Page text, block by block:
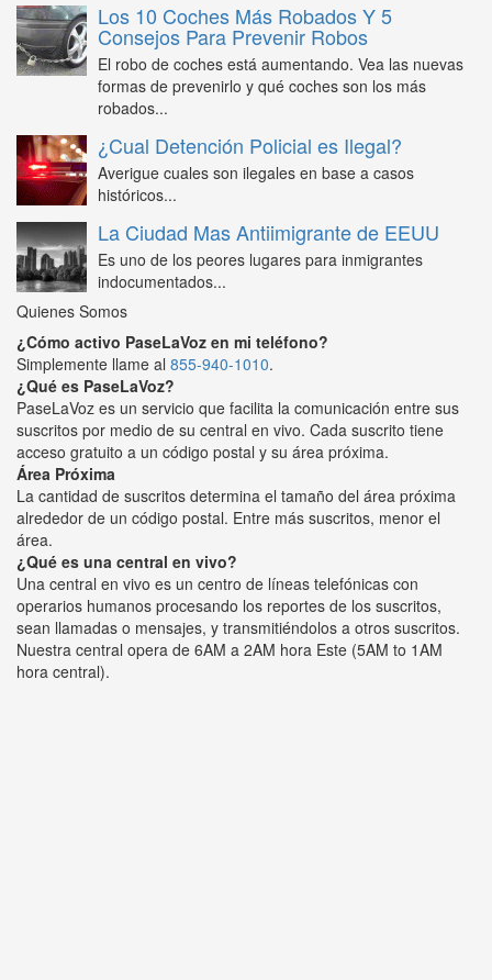
Los 10 Coches Más Robados Y 5
Consejos Para Prevenir Robos
El robo de coches está aumentando. Vea las nuevas
formas de prevenirlo y qué coches son los más
robados...
¿Cual Detención Policial es Ilegal?
Averigue cuales son ilegales en base a casos
históricos...
La Ciudad Mas Antiimigrante de EEUU
Es uno de los peores lugares para inmigrantes
indocumentados...
Quienes Somos
¿Cómo activo PaseLaVoz en mi teléfono?
Simplemente llame al 855-940-1010.
¿Qué es PaseLaVoz?
PaseLaVoz es un servicio que facilita la comunicación entre sus
suscritos por medio de su central en vivo. Cada suscrito tiene
acceso gratuito a un código postal y su área próxima.
Área Próxima
La cantidad de suscritos determina el tamaño del área próxima
alrededor de un código postal. Entre más suscritos, menor el
área.
¿Qué es una central en vivo?
Una central en vivo es un centro de líneas telefónicas con
operarios humanos procesando los reportes de los suscritos,
sean llamadas o mensajes, y transmitiéndolos a otros suscritos.
Nuestra central opera de 6AM a 2AM hora Este (5AM to 1AM
hora central).